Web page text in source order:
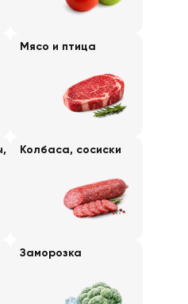
Мясо и птица
Колбаса, сосиски
Заморозка